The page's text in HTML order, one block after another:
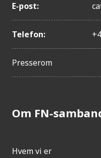
E-post:
Telefon:
Presserom
Om FN-
Hvem vi er